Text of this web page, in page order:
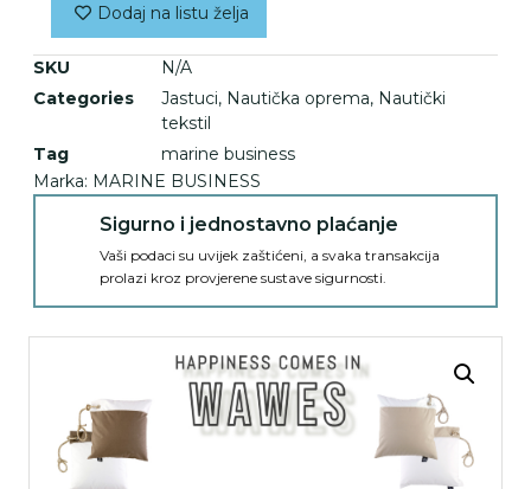
Dodaj na listu želja
SKU
N/A
Categories
Jastuci, Nautička oprema, Nautički
tekstil
Tag
marine business
Marka: MARINE BUSINESS
Sigurno i jednostavno plaćanje
Vaši podaci su uvijek zaštićeni, a svaka transakcija
prolazi kroz provjerene sustave sigurnosti.